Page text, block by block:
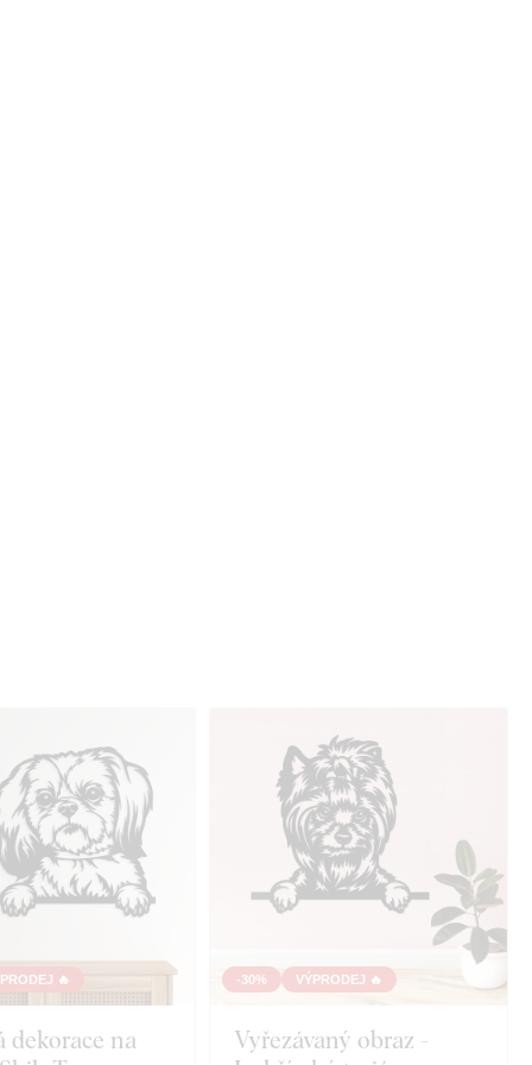
🔥
dekorace na
-30% VÝPRODEJ 🔥
Vyřezávaný obraz -